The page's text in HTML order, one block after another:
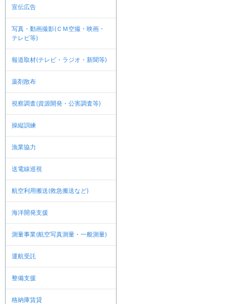
宣伝広告
写真・動画撮影(ＣＭ空撮・映画・
テレビ等)
報道取材(テレビ・ラジオ・新聞等)
薬剤散布
視察調査(資源開発・公害調査等)
操縦訓練
漁業協力
送電線巡視
航空利用搬送(救急搬送など)
海洋開発支援
測量事業(航空写真測量・一般測量)
運航受託
整備支援
格納庫賃貸